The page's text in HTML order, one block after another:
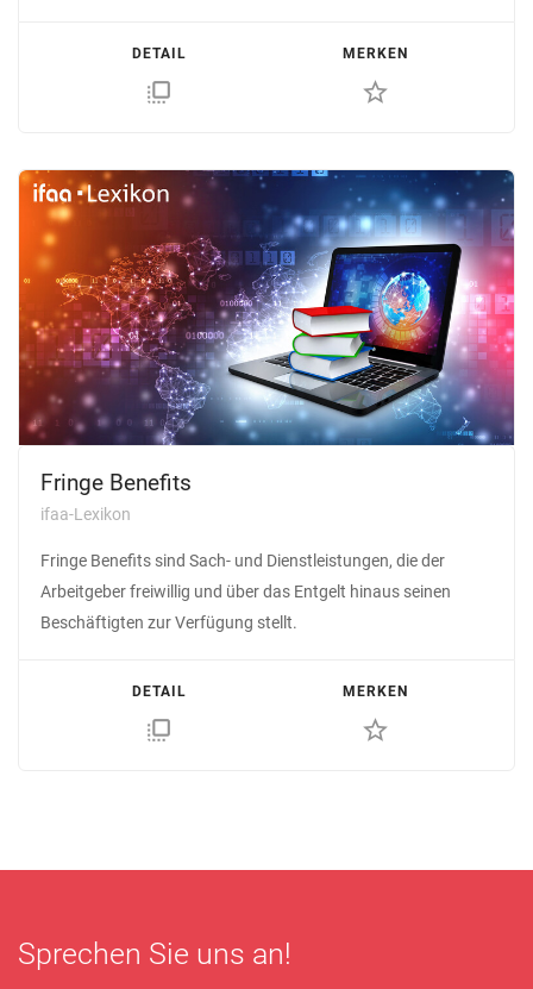
DETAIL
flip_to_front
MERKEN
star_border
Fringe Benefits
ifaa-Lexikon
Fringe Benefits sind Sach- und Dienstleistungen, die der
Arbeitgeber freiwillig und über das Entgelt hinaus seinen
Beschäftigten zur Verfügung stellt.
DETAIL
flip_to_front
MERKEN
star_border
Sprechen Sie uns an!